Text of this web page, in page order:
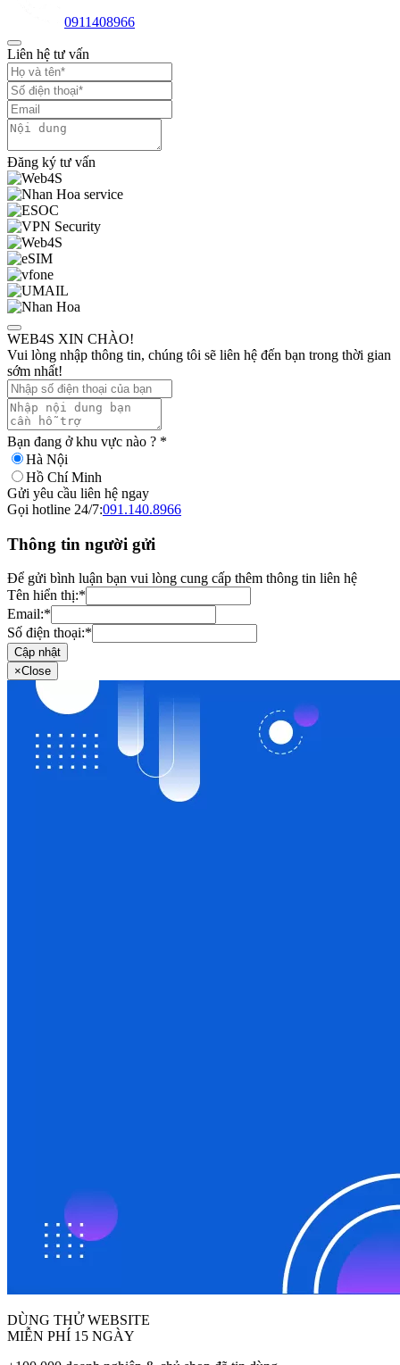
0911408966
Liên hệ tư vấn
Đăng ký tư vấn
WEB4S XIN CHÀO!
Vui lòng nhập thông tin, chúng tôi sẽ liên hệ đến bạn trong thời gian
sớm nhất!
Bạn đang ở khu vực nào ? *
Hà Nội
Hồ Chí Minh
Gửi yêu cầu liên hệ ngay
Gọi hotline 24/7:091.140.8966
Thông tin người gửi
Để gửi bình luận bạn vui lòng cung cấp thêm thông tin liên hệ
Tên hiển thị:*
Email:*
Số điện thoại:*
Cập nhật
×Close
DÙNG THỬ WEBSITE
MIỄN PHÍ 15 NGÀY